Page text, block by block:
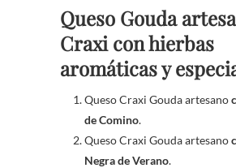
Queso Gouda
Craxi con hierbas
aromáticas y
Queso Craxi Gouda artesano
de Comino.
Queso Craxi Gouda artesano
Negra de Verano.